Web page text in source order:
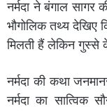
नर्मदा ने बंगाल सागर
भौगोलिक तथ्य देखिए
मिलती हैं लेकिन गुस्से
नर्मदा की कथा
नर्मदा का सात्विक